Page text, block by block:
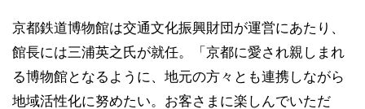
京都鉄道博物館は交通文化振興財団が運営にあたり、
館長には三浦英之氏が就任。「京都に愛され親しまれ
る博物館となるように、地元の方々とも連携しながら
地域活性化に努めたい。お客さまに楽しんでいただ